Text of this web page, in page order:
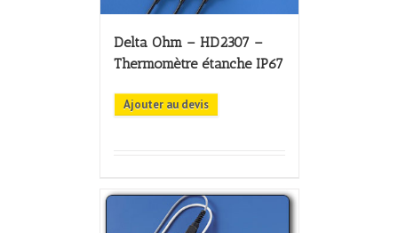
Delta Ohm – HD2307 –
Thermomètre étanche IP67
Ajouter au devis